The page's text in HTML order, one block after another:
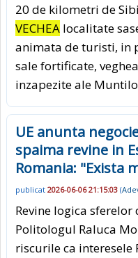
20 de kilometri de
VECHEA localitate
animata de turisti, in
sale fortificate,
inzapezite ale
UE anunta
spaima revine in
Romania: "Exista
publicat 2026-06-06 21:15:03 (
Revine logica
Politologul Raluca
riscurile ca interesele